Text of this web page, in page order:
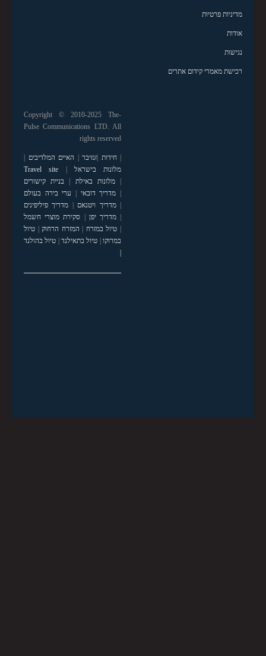
מדיניות פרטיות
אודות
נגישות
רכישת מאמרי קידום אתרים
Copyright © 2010-2025 The-
Pulse Communications LTD. All
rights reserved
|חידות |זנזיבר | האיים המלדיבים |
מלונות בישראל |
Travel site
|מלונות באילת | בניית קישורים
| מדריך דובאי | ערי בירה בעולם
|מדריך ויטנאם | מדריך פיליפינים
|מדריך יפן | סקירת מוצרי חשמל
| טיול במזרח | המזרח הרחוק| טיול
במרוקו| טיול בתאילנד| טיול בהולנד
|